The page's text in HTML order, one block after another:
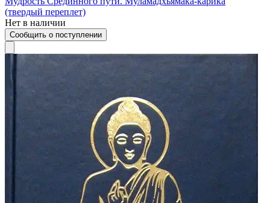
(твердый переплет)
Нет в наличии
Сообщить о поступлении